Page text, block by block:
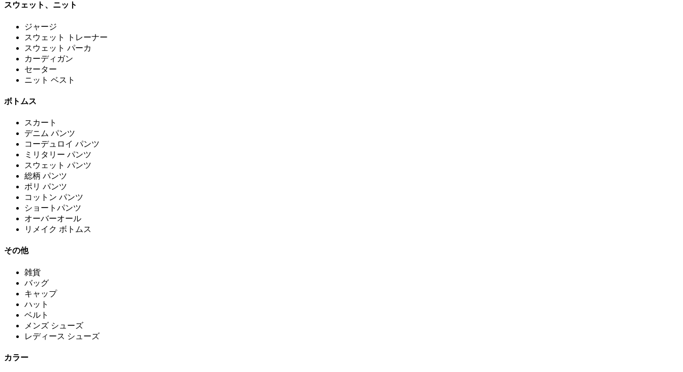
スウェット、ニット
ジャージ
スウェット トレーナー
スウェット パーカ
カーディガン
セーター
ニット ベスト
ボトムス
スカート
デニム パンツ
コーデュロイ パンツ
ミリタリー パンツ
スウェット パンツ
総柄 パンツ
ポリ パンツ
コットン パンツ
ショートパンツ
オーバーオール
リメイク ボトムス
その他
雑貨
バッグ
キャップ
ハット
ベルト
メンズ シューズ
レディース シューズ
カラー